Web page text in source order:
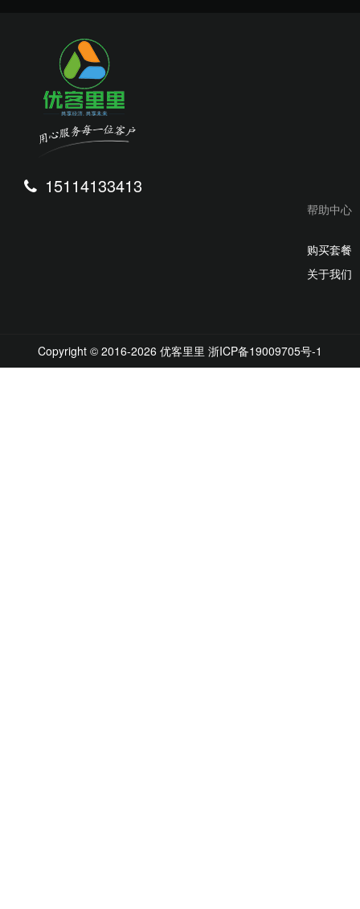
15114133413
帮助中心
购买套餐
关于我们
Copyright © 2016-2026 优客里里 浙ICP备19009705号-1